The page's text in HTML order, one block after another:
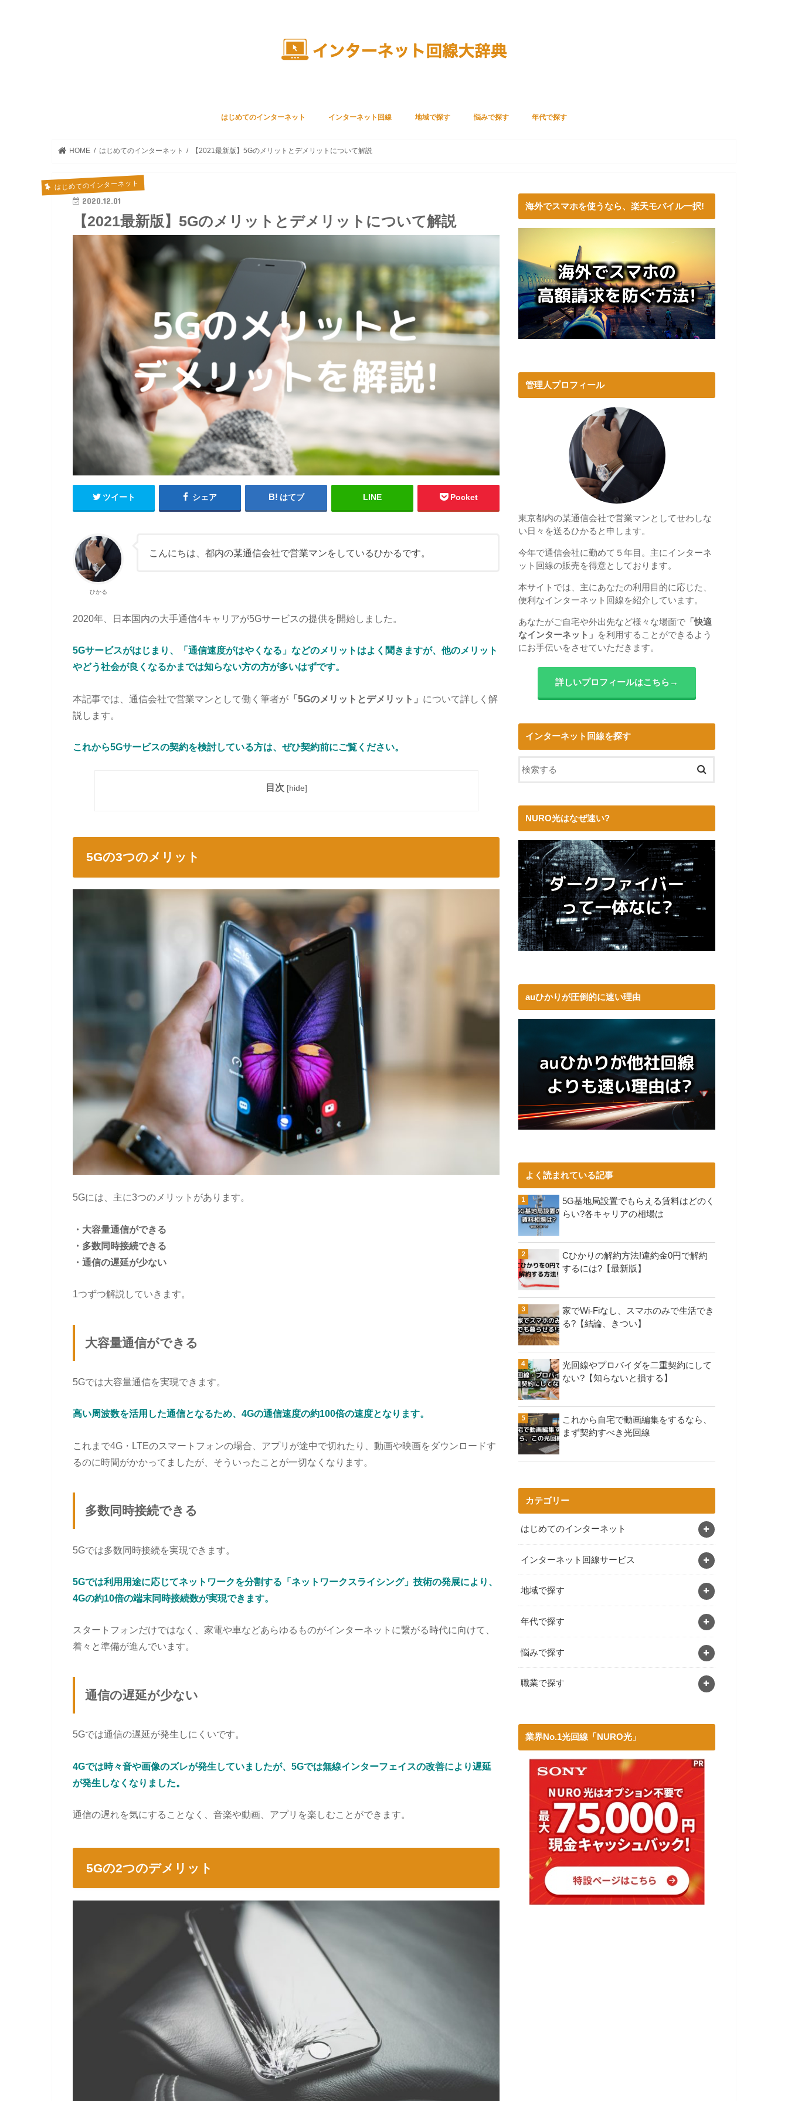
はじめてのインターネット インターネット回線 地域で探す 悩みで探す 年代で探す
HOME はじめてのインターネット 【2021最新版】5Gのメリットとデメリットについて解説
はじめてのインターネット
2020.12.01
【2021最新版】5Gのメリットとデメリットについて解説
ツイート シェア はてブ LINE Pocket
ひかる
こんにちは、都内の某通信会社で営業マンをしているひかるです。
2020年、日本国内の大手通信4キャリアが5Gサービスの提供を開始しました。
5Gサービスがはじまり、「通信速度がはやくなる」などのメリットはよく聞きますが、他のメリット
やどう社会が良くなるかまでは知らない方の方が多いはずです。
本記事では、通信会社で営業マンとして働く筆者が 「5Gのメリットとデメリット」 について詳しく解
説します。
これから5Gサービスの契約を検討している方は、ぜひ契約前にご覧ください。
目次 [hide]
5Gの3つのメリット
5Gには、主に3つのメリットがあります。
・大容量通信ができる
・多数同時接続できる
・通信の遅延が少ない
1つずつ解説していきます。
大容量通信ができる
5Gでは大容量通信を実現できます。
高い周波数を活用した通信となるため、4Gの通信速度の約100倍の速度となります。
これまで4G・LTEのスマートフォンの場合、アプリが途中で切れたり、動画や映画をダウンロードす
るのに時間がかかってましたが、そういったことが一切なくなります。
多数同時接続できる
5Gでは多数同時接続を実現できます。
5Gでは利用用途に応じてネットワークを分割する「ネットワークスライシング」技術の発展により、
4Gの約10倍の端末同時接続数が実現できます。
スタートフォンだけではなく、家電や車などあらゆるものがインターネットに繋がる時代に向けて、
着々と準備が進んでいます。
通信の遅延が少ない
5Gでは通信の遅延が発生しにくいです。
4Gでは時々音や画像のズレが発生していましたが、5Gでは無線インターフェイスの改善により遅延
が発生しなくなりました。
通信の遅れを気にすることなく、音楽や動画、アプリを楽しむことができます。
5Gの2つのデメリット
海外でスマホを使うなら、楽天モバイル一択!
管理人プロフィール
東京都内の某通信会社で営業マンとしてせわしな
い日々を送るひかると申します。
今年で通信会社に勤めて５年目。主にインターネ
ット回線の販売を得意としております。
本サイトでは、主にあなたの利用目的に応じた、
便利なインターネット回線を紹介しています。
あなたがご自宅や外出先など様々な場面で 「快適
なインターネット」
を利用することができるよう
にお手伝いをさせていただきます。
詳しいプロフィールはこちら→
インターネット回線を探す
NURO光はなぜ速い?
auひかりが圧倒的に速い理由
よく読まれている記事
5G基地局設置でもらえる賃料はどのく
らい?各キャリアの相場は
Cひかりの解約方法!違約金0円で解約
するには?【最新版】
家でWi-Fiなし、スマホのみで生活でき
る?【結論、きつい】
光回線やプロバイダを二重契約にして
ない?【知らないと損する】
これから自宅で動画編集をするなら、
まず契約すべき光回線
カテゴリー
はじめてのインターネット
インターネット回線サービス
地域で探す
年代で探す
悩みで探す
職業で探す
業界No.1光回線「NURO光」